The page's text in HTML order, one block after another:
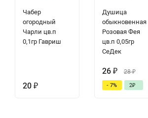
Чабер
огородный
Чарли цв.п
0,1гр Гавриш
20 ₽
Душица
обыкновенная
Розовая Фея
цв.п 0,05гр
СеДек
26 ₽ 28₽
- 7% 2₽